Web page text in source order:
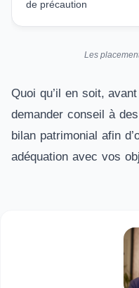
de précaution
Les
Quoi qu’il en soit,
demander conseil à
bilan patrimonial afin
adéquation avec vos